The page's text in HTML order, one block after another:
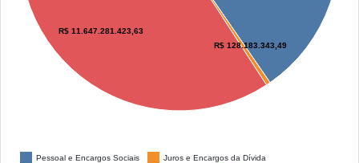
R$ 128.183.343,49
R$ 11.647.281.423,63
Pessoal e Encargos Sociais
Juros e Encargos da Dívida